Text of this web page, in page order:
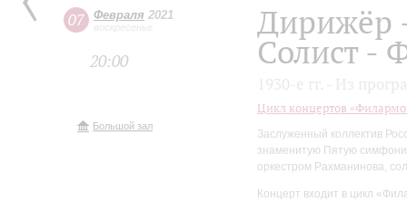
07 Февраля 2021
воскресенье
20:00
Большой зал
Дирижёр
Солист -
Цикл концертов
Заслуженный коллектив
знаменитую Пятую
оркестром Рахманинова,
Концерт входит в цикл